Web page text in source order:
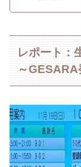
レポート：
～GESARA